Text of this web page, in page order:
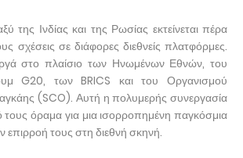
της Ινδίας και της Ρωσίας εκτείνεται πέρα
σχέσεις σε διάφορες διεθνείς πλατφόρμες.
στο πλαίσιο των Ηνωμένων Εθνών, του
G20, των BRICS και του Οργανισμού
(SCO). Αυτή η πολυμερής συνεργασία
τους όραμα για μια ισορροπημένη παγκόσμια
επιρροή τους στη διεθνή σκηνή.